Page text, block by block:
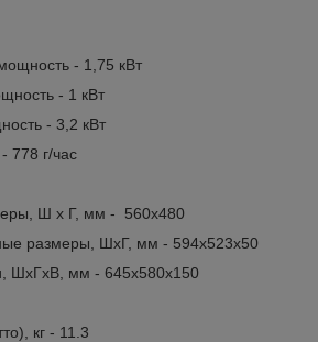
- 1,75 кВт
- 1 кВт
- 3,2 кВт
778 г/час
Ш х Г, мм - 560x480
размеры, ШxГ, мм - 594x523x50
ШxГxВ, мм - 645x580x150
кг - 11.3